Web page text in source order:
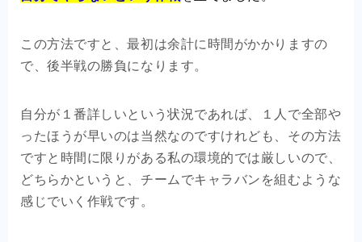
この方法ですと、最初は余計に時間がかかりますの
で、後半戦の勝負になります。
自分が１番詳しいという状況であれば、１人で全部や
ったほうが早いのは当然なのですけれども、その方法
ですと時間に限りがある私の環境的では厳しいので、
どちらかというと、チームでキャラバンを組むような
感じでいく作戦です。